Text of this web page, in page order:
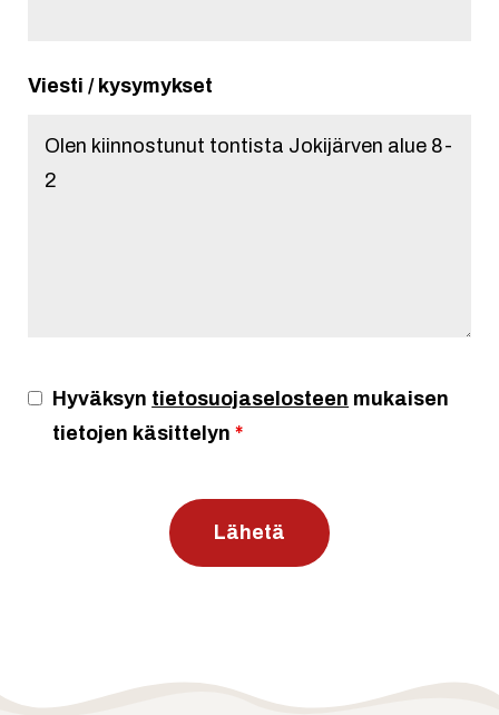
Viesti / kysymykset
Hyväksyn tietosuojaselosteen mukaisen
tietojen käsittelyn*